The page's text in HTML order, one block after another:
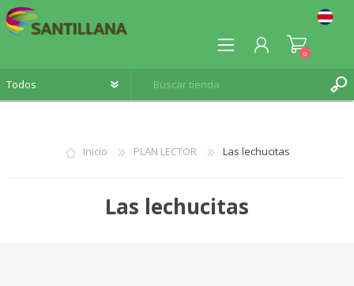
0
Inicio PLAN LECTOR Las lechucitas
Las lechucitas